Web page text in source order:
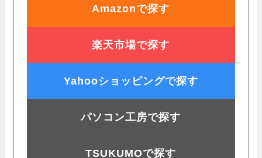
Amazonで探す
楽天市場で探す
Yahooショッピングで探す
パソコン工房で探す
TSUKUMOで探す